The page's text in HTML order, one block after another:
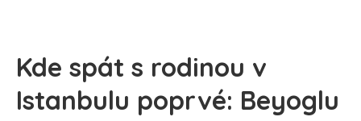
Kde spát s rodinou v
Istanbulu poprvé: Beyoglu